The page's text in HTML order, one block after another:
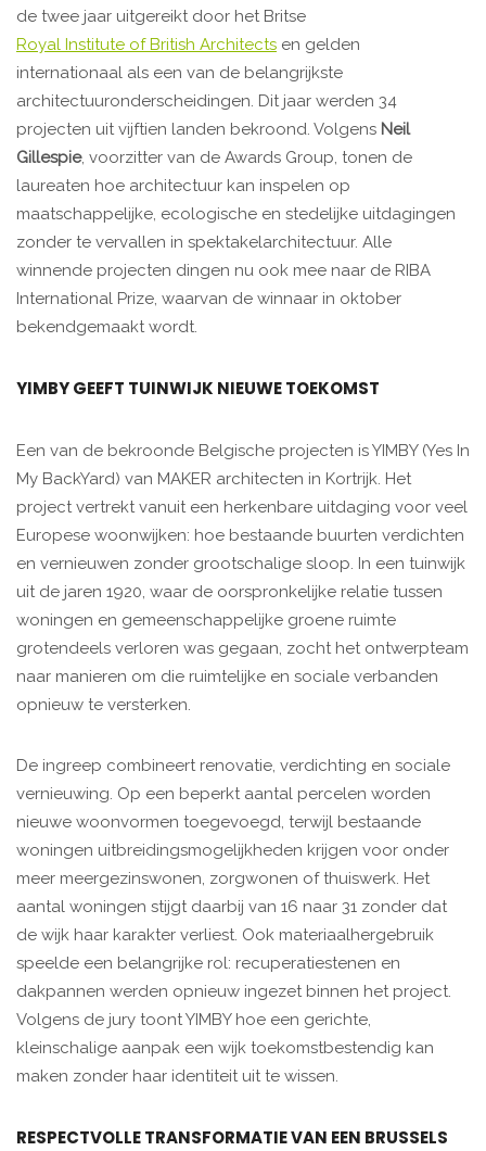
de twee jaar uitgereikt door het Britse
Royal Institute of British Architects en gelden
internationaal als een van de belangrijkste
architectuuronderscheidingen. Dit jaar werden 34
projecten uit vijftien landen bekroond. Volgens Neil
Gillespie, voorzitter van de Awards Group, tonen de
laureaten hoe architectuur kan inspelen op
maatschappelijke, ecologische en stedelijke uitdagingen
zonder te vervallen in spektakelarchitectuur. Alle
winnende projecten dingen nu ook mee naar de RIBA
International Prize, waarvan de winnaar in oktober
bekendgemaakt wordt.
YIMBY GEEFT TUINWIJK NIEUWE TOEKOMST
Een van de bekroonde Belgische projecten is YIMBY (Yes In
My BackYard) van MAKER architecten in Kortrijk. Het
project vertrekt vanuit een herkenbare uitdaging voor veel
Europese woonwijken: hoe bestaande buurten verdichten
en vernieuwen zonder grootschalige sloop. In een tuinwijk
uit de jaren 1920, waar de oorspronkelijke relatie tussen
woningen en gemeenschappelijke groene ruimte
grotendeels verloren was gegaan, zocht het ontwerpteam
naar manieren om die ruimtelijke en sociale verbanden
opnieuw te versterken.
De ingreep combineert renovatie, verdichting en sociale
vernieuwing. Op een beperkt aantal percelen worden
nieuwe woonvormen toegevoegd, terwijl bestaande
woningen uitbreidingsmogelijkheden krijgen voor onder
meer meergezinswonen, zorgwonen of thuiswerk. Het
aantal woningen stijgt daarbij van 16 naar 31 zonder dat
de wijk haar karakter verliest. Ook materiaalhergebruik
speelde een belangrijke rol: recuperatiestenen en
dakpannen werden opnieuw ingezet binnen het project.
Volgens de jury toont YIMBY hoe een gerichte,
kleinschalige aanpak een wijk toekomstbestendig kan
maken zonder haar identiteit uit te wissen.
RESPECTVOLLE TRANSFORMATIE VAN EEN BRUSSELS